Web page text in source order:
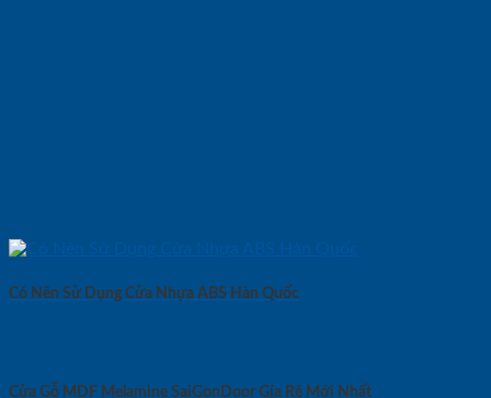
Có Nên Sử Dụng Cửa Nhựa ABS Hàn Quốc
Cửa Gỗ MDF Melamine SaiGonDoor Gía Rẻ Mới Nhất